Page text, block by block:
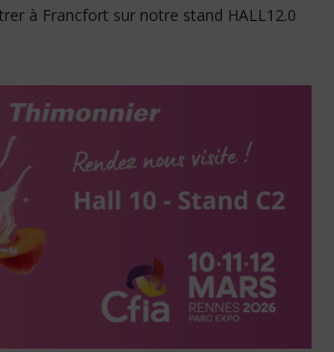
à Francfort sur notre stand HALL12.0